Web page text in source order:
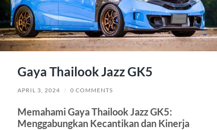
Gaya Thailook Jazz GK5
APRIL 3, 2024 / 0 COMMENTS
Memahami Gaya Thailook Jazz GK5:
Menggabungkan Kecantikan dan Kinerja